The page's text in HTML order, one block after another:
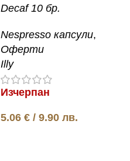
Decaf 10 бр.
Nespresso капсули,
Оферти
Illy
Изчерпан
5.06 € / 9.90 лв.